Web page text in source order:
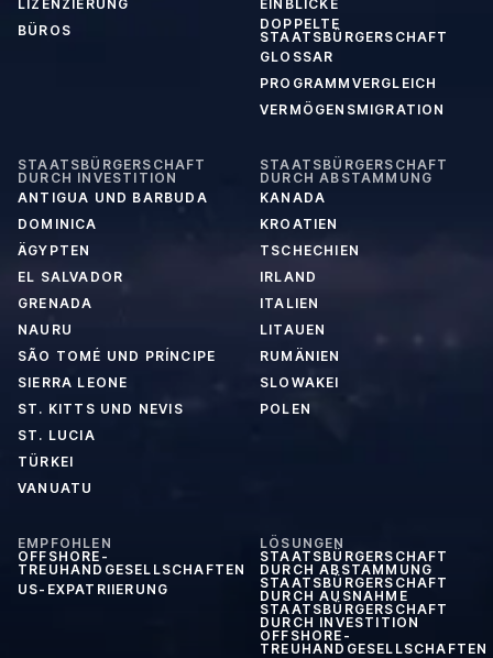
LIZENZIERUNG
BÜROS
EINBLICKE
DOPPELTE
STAATSBÜRGERSCHAFT
GLOSSAR
PROGRAMMVERGLEICH
VERMÖGENSMIGRATION
STAATSBÜRGERSCHAFT
DURCH INVESTITION
ANTIGUA UND BARBUDA
DOMINICA
ÄGYPTEN
EL SALVADOR
GRENADA
NAURU
SÃO TOMÉ UND PRÍNCIPE
SIERRA LEONE
ST. KITTS UND NEVIS
ST. LUCIA
TÜRKEI
VANUATU
STAATSBÜRGERSCHAFT
DURCH ABSTAMMUNG
KANADA
KROATIEN
TSCHECHIEN
IRLAND
ITALIEN
LITAUEN
RUMÄNIEN
SLOWAKEI
POLEN
EMPFOHLEN
OFFSHORE-
TREUHANDGESELLSCHAFTEN
US-EXPATRIIERUNG
LÖSUNGEN
STAATSBÜRGERSCHAFT
DURCH ABSTAMMUNG
STAATSBÜRGERSCHAFT
DURCH AUSNAHME
STAATSBÜRGERSCHAFT
DURCH INVESTITION
OFFSHORE-
TREUHANDGESELLSCHAFTEN